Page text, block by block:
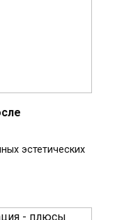
эстетических